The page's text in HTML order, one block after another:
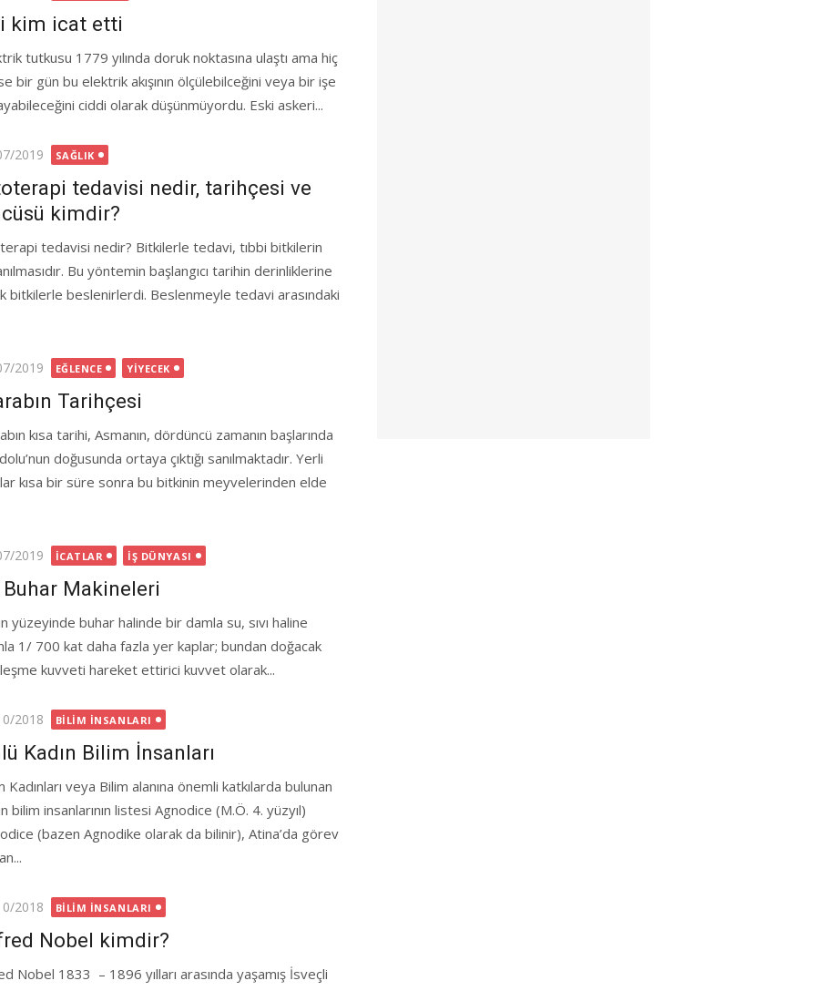
kim icat etti
tutkusu 1779 yılında doruk noktasına ulaştı ama hiç
bir gün bu elektrik akışının ölçülebilceğini veya bir işe
ciddi olarak düşünmüyordu. Eski askeri...
2019 SAĞLIK
tedavisi nedir, tarihçesi ve
kimdir?
tedavisi nedir? Bitkilerle tedavi, tıbbi bitkilerin
Bu yöntemin başlangıcı tarihin derinliklerine
bitkilerle beslenirlerdi. Beslenmeyle tedavi arasındaki
2019 EĞLENCE YIYECEK
Tarihçesi
kısa tarihi, Asmanın, dördüncü zamanın başlarında
doğusunda ortaya çıktığı sanılmaktadır. Yerli
kısa bir süre sonra bu bitkinin meyvelerinden elde
2019 İCATLAR İŞ DÜNYASI
Makineleri
yüzeyinde buhar halinde bir damla su, sıvı haline
1/ 700 kat daha fazla yer kaplar; bundan doğacak
kuvveti hareket ettirici kuvvet olarak...
2018 BILIM İNSANLARI
Kadın Bilim İnsanları
Kadınları veya Bilim alanına önemli katkılarda bulunan
bilim insanlarının listesi Agnodice (M.Ö. 4. yüzyıl)
(bazen Agnodike olarak da bilinir), Atina’da görev
2018 BILIM İNSANLARI
Nobel kimdir?
Nobel 1833 – 1896 yılları arasında yaşamış İsveçli